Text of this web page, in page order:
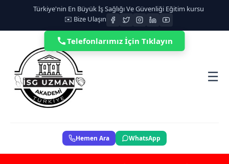
Türkiye'nin En Büyük İş Sağlığı Ve Güvenliği Eğitim kursu
✉️ Bize Ulaşın
☰
Hemen Ara WhatsApp
Telefonlarımız İçin Tıklayın